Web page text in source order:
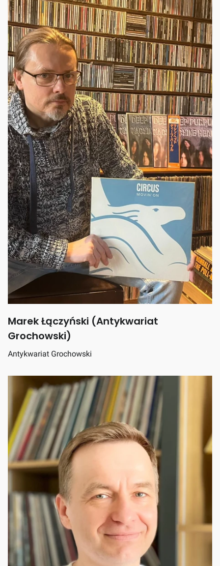
Marek Łączyński (Antykwariat
Grochowski)
Antykwariat Grochowski